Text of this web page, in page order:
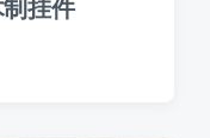
挂件